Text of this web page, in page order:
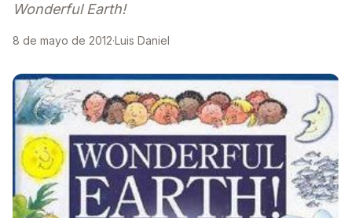
Wonderful Earth!
8 de mayo de 2012·Luis Daniel